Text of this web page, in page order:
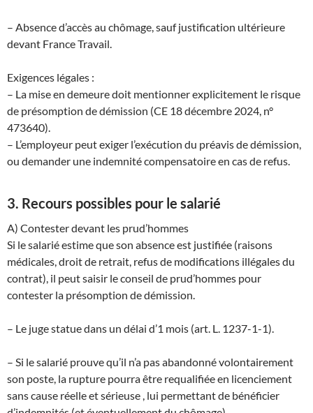
– Absence d’accès au chômage, sauf justification ultérieure
devant France Travail.
Exigences légales :
– La mise en demeure doit mentionner explicitement le risque
de présomption de démission (CE 18 décembre 2024, n°
473640).
– L’employeur peut exiger l’exécution du préavis de démission,
ou demander une indemnité compensatoire en cas de refus.
3. Recours possibles pour le salarié
A) Contester devant les prud’hommes
Si le salarié estime que son absence est justifiée (raisons
médicales, droit de retrait, refus de modifications illégales du
contrat), il peut saisir le conseil de prud’hommes pour
contester la présomption de démission.
– Le juge statue dans un délai d’1 mois (art. L. 1237-1-1).
– Si le salarié prouve qu’il n’a pas abandonné volontairement
son poste, la rupture pourra être requalifiée en licenciement
sans cause réelle et sérieuse , lui permettant de bénéficier